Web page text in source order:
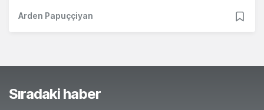
Arden Papuççiyan
Sıradaki haber